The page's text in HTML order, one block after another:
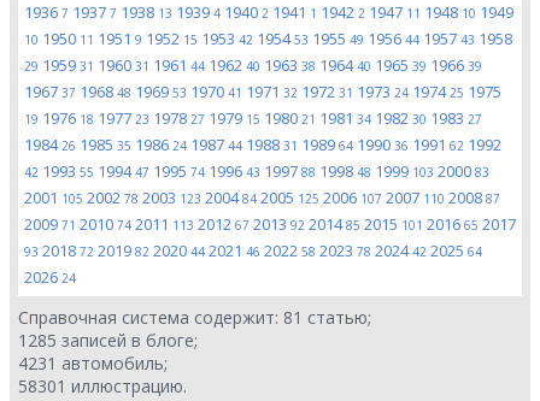
1936 7 1937 7 1938 13 1939 4 1940 2 1941 1 1942 2 1947 11 1948 10 1949
10 1950 11 1951 9 1952 15 1953 42 195453 1955 49 1956 44 1957 43 1958
29 1959 31 1960 31 1961 44 1962 40 1963 38 196440 1965 39 1966 39
1967 37 1968 48 1969 53 1970 41 1971 32 1972 31 1973 24 197425 1975
19 1976 18 1977 23 1978 27 1979 15 1980 21 1981 34 1982 30 1983 27
198426 1985 35 1986 24 1987 44 1988 31 1989 64 1990 36 1991 62 1992
42 1993 55 199447 1995 74 1996 43 1997 88 1998 48 1999 103 2000 83
2001 105 2002 78 2003 123 200484 2005 125 2006 107 2007 110 2008 87
2009 71 2010 74 2011 113 2012 67 2013 92 201485 2015 101 2016 65 2017
93 2018 72 2019 82 2020 44 2021 46 2022 58 2023 78 202442 2025 64
2026 24
Справочная система содержит: 81 статью;
1285 записей в блоге;
4231 автомобиль;
58301 иллюстрацию.